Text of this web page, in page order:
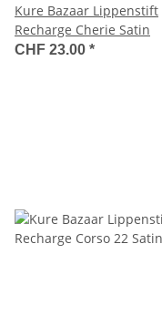
Kure Bazaar Lippenstift
Recharge Cherie Satin
CHF 23.00 *